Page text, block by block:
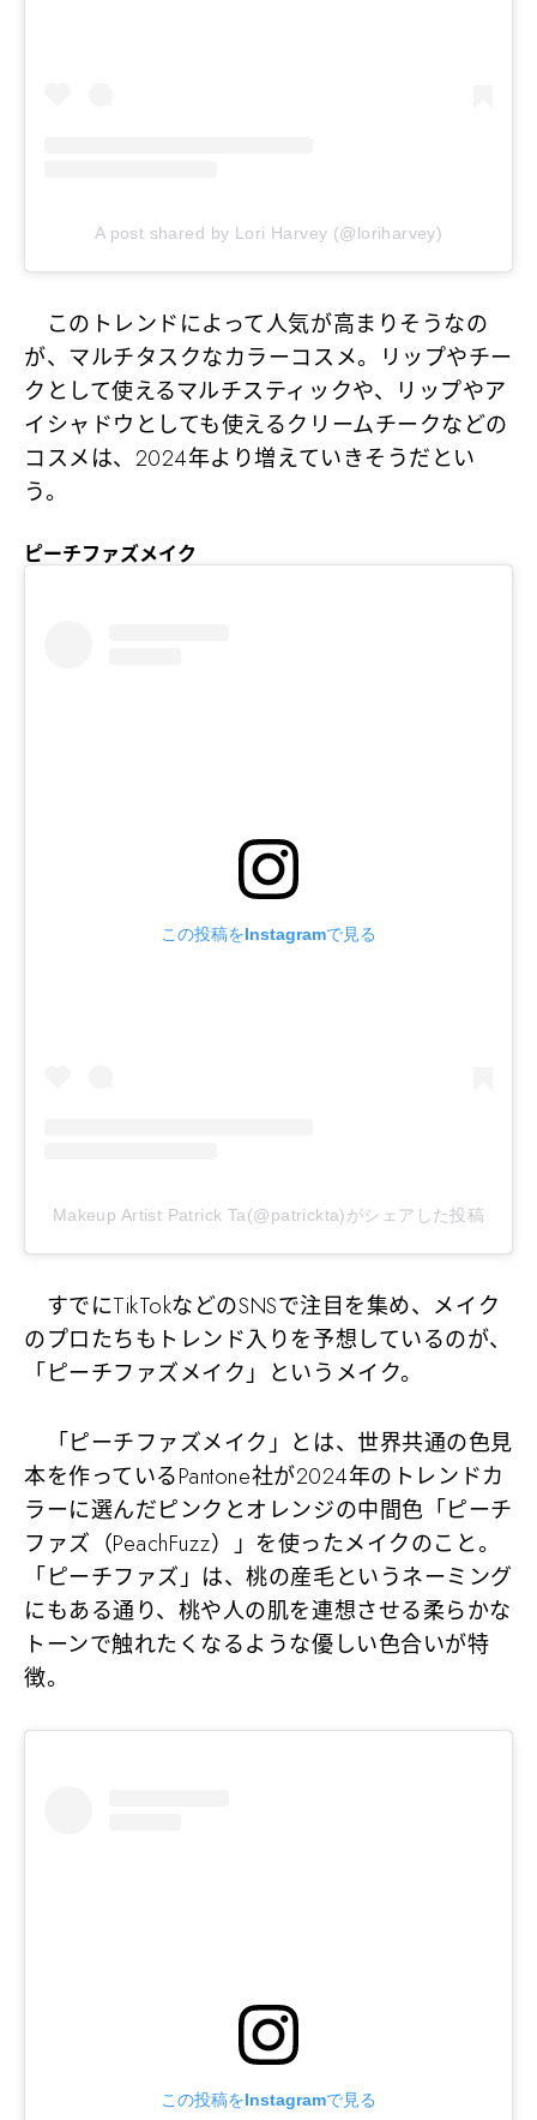
A post shared by Lori Harvey (@loriharvey)
このトレンドによって人気が高まりそうなの
が、マルチタスクなカラーコスメ。リップやチー
クとして使えるマルチスティックや、リップやア
イシャドウとしても使えるクリームチークなどの
コスメは、2024年より増えていきそうだとい
う。
ピーチファズメイク
この投稿をInstagramで見る
Makeup Artist Patrick Ta(@patrickta)がシェアした投稿
すでにTikTokなどのSNSで注目を集め、メイク
のプロたちもトレンド入りを予想しているのが、
「ピーチファズメイク」というメイク。
「ピーチファズメイク」とは、世界共通の色見
本を作っているPantone社が2024年のトレンドカ
ラーに選んだピンクとオレンジの中間色「ピーチ
ファズ（PeachFuzz）」を使ったメイクのこと。
「ピーチファズ」は、桃の産毛というネーミング
にもある通り、桃や人の肌を連想させる柔らかな
トーンで触れたくなるような優しい色合いが特
徴。
この投稿をInstagramで見る